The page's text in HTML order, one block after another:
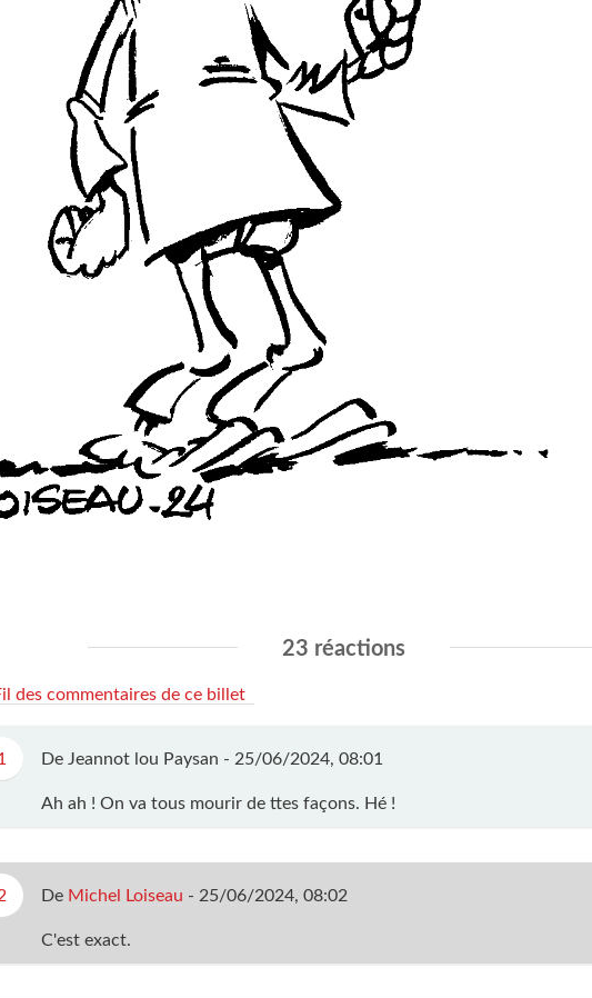
23 réactions
des commentaires de ce billet
De Jeannot lou Paysan - 25/06/2024, 08:01
Ah ah ! On va tous mourir de ttes façons. Hé !
De Michel Loiseau - 25/06/2024, 08:02
C'est exact.